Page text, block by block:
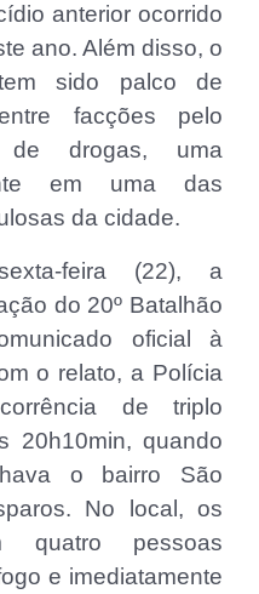
anterior ocorrido
ano. Além disso, o
sido palco de
facções pelo
drogas, uma
em uma das
da cidade.
feira (22), a
do 20º Batalhão
oficial à
o relato, a Polícia
de triplo
20h10min, quando
o bairro São
No local, os
quatro pessoas
e imediatamente